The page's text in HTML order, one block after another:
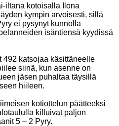
iltana kotoisalla Ilona
kympin arvoisesti, sillä
ei pysynyt kunnolla
isäntiensä kyydissä
492 katsojaa käsittäneelle
siinä, kun asenne on
jäsen puhaltaa täysillä
hiileen.
kotiottelun päätteeksi
killuivat paljon
5 – 2 Pyry.